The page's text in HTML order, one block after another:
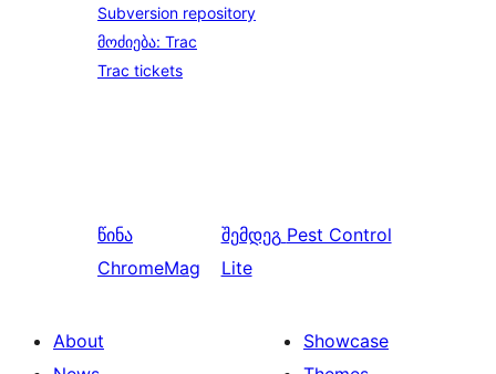
Subversion repository
მოძიება: Trac
Trac tickets
წინა
ChromeMag
შემდეგ Pest Control
Lite
About
Showcase